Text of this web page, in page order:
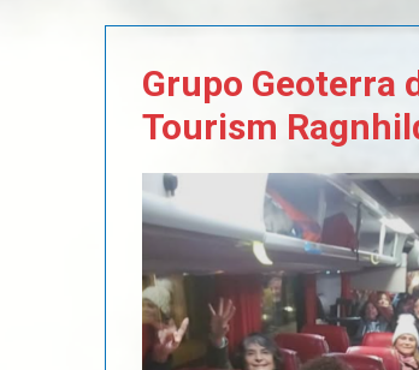
Grupo Geoterra
Tourism